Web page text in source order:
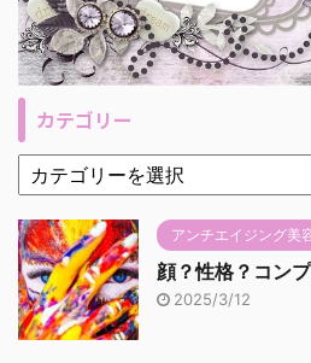
カテゴリー
アンチエイジング美
顔？性格？コン
2025/3/12